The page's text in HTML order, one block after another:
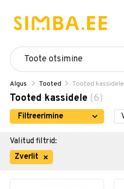
Algus Tooted Tooted kassidele
Tooted kassidele (6)
Filtreerimine
Valitud filtrid:
Zverlit